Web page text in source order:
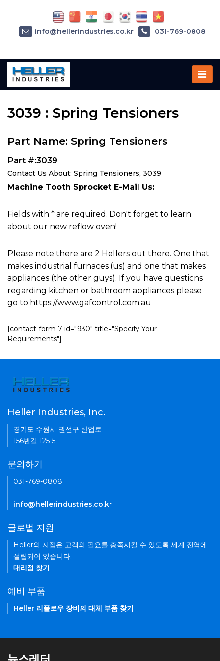
Home»Parts»3039
3039 : Spring Tensioners
Part Name: Spring Tensioners
Part #:3039
Contact Us About: Spring Tensioners, 3039
Machine Tooth Sprocket E-Mail Us:
Fields with * are required. Don't forget to learn
about our new reflow oven!
Please note there are 2 Hellers out there. One that
makes industrial furnaces (us) and one that makes
appliances (the other guys). If you have questions
regarding kitchen or bathroom appliances please
go to https://www.gafcontrol.com.au
[contact-form-7 id="930" title="Specify Your
Requirements"]
info@hellerindustries.co.kr 031-769-0808
Heller Industries, Inc.
경기도 수원시 권선구 산업로
156번길 125-5
문의하기
031-769-0808
info@hellerindustries.co.kr
글로벌 지원
Heller의 지점은 고객의 필요를 충족시킬 수 있도록 세계 전역에
설립되어 있습니다.
대리점 찾기
예비 부품
Heller 리플로우 장비의 대체 부품 찾기